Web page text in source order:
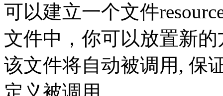
可以建立一个文件
文件中，你可以放置新
该文件将自动被调用, 保
定义被调用。